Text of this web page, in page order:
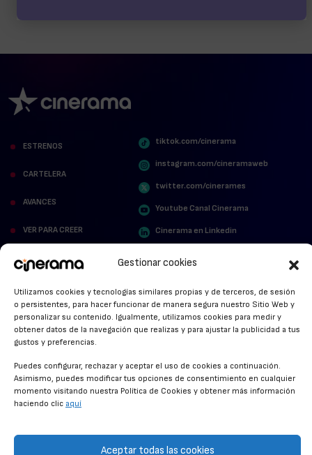
Gestionar cookies
Utilizamos cookies y tecnologías similares propias y de terceros, de sesión
o persistentes, para hacer funcionar de manera segura nuestro Sitio Web y
personalizar su contenido. Igualmente, utilizamos cookies para medir y
obtener datos de la navegación que realizas y para ajustar la publicidad a tus
gustos y preferencias.
Puedes configurar, rechazar y aceptar el uso de cookies a continuación.
Asimismo, puedes modificar tus opciones de consentimiento en cualquier
momento visitando nuestra Política de Cookies y obtener más información
haciendo clic aquí
Aceptar todas las cookies
ESTRENOS
CARTELERA
AVANCES
VER PARA CREER
MIRA QUIÉN HABLA
ALFOMBRA ROJA
ANUNCIOS DE CINE
tiktok.com/cinerama
instagram.com/cineramaweb
twitter.com/cinerames
Youtube Canal Cinerama
Cinerama en Linkedin
POLÍTICA DE PRIVACIDAD